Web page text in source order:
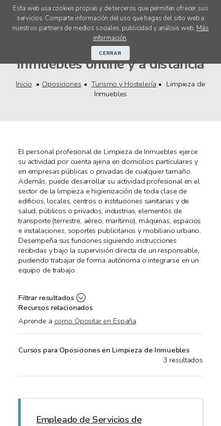
Esta web usa cookies propias y de terceros que permiten ofrecer sus
servicios. Comparte información del uso que hagas del sitio web a
nuestros partners de medios sociales, publicidad y análisis web. Más
información.
CERRAR
menú
Oposiciones Limpieza de
Inmuebles online y a distancia
Inicio Oposiciones Turismo y Hostelería
Limpieza de
Inmuebles
El personal profesional de Limpieza de Inmuebles ejerce
su actividad por cuenta ajena en domicilios particulares y
en empresas públicas o privadas de cualquier tamaño.
Además, puede desarrollar su actividad profesional en el
sector de la limpieza e higienización de toda clase de
edificios, locales, centros o instituciones sanitarias y de
salud, públicos o privados, industrias, elementos de
transporte (terrestre, aéreo, marítimo), máquinas, espacios
e instalaciones, soportes publicitarios y mobiliario urbano.
Desempeña sus funciones siguiendo instrucciones
recibidas y bajo la supervisión directa de un responsable,
pudiendo trabajar de forma autónoma o integrarse en un
equipo de trabajo.
Filtrar resultados
Recursos relacionados
Aprende a como Opositar en España
Cursos para Oposiciones en Limpieza de Inmuebles
3 resultados
Empleado de Servicios de